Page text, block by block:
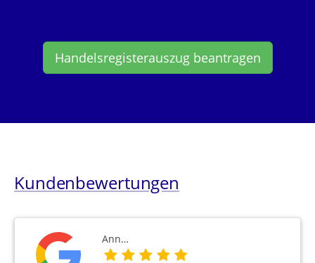
Handelsregisterauszug beantragen
Kundenbewertungen
Ann…